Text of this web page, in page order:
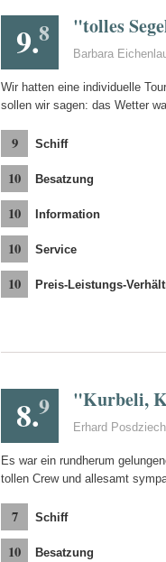
9.8 "tolles
Barbara
Wir hatten eine individuelle
sollen wir sagen: das Wetter
9 Schiff
10 Besatzung
10 Information
10 Service
10 Preis-Leistungs-
8.9 "Kurbeli,
Erhard
Es war ein rundherum
tollen Crew und allesamt
7 Schiff
10 Besatzung